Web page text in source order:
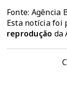
Fonte: Agência
Esta notícia foi
reprodução da